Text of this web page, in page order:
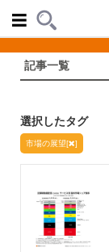
記事一覧
選択したタグ
市場の展望[ ]